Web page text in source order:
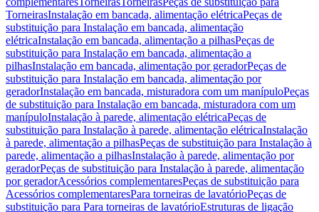
TorneirasInstalação em bancada, alimentação elétricaPeças de
substituição para Instalação em bancada, alimentação
elétricaInstalação em bancada, alimentação a pilhasPeças de
substituição para Instalação em bancada, alimentação a
pilhasInstalação em bancada, alimentação por geradorPeças de
substituição para Instalação em bancada, alimentação por
geradorInstalação em bancada, misturadora com um manípuloPeças
de substituição para Instalação em bancada, misturadora com um
manípuloInstalação à parede, alimentação elétricaPeças de
substituição para Instalação à parede, alimentação elétricaInstalação
à parede, alimentação a pilhasPeças de substituição para Instalação à
parede, alimentação a pilhasInstalação à parede, alimentação por
geradorPeças de substituição para Instalação à parede, alimentação
por geradorAcessórios complementaresPeças de substituição para
Acessórios complementaresPara torneiras de lavatórioPeças de
substituição para Para torneiras de lavatórioEstruturas de ligação